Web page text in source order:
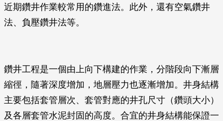
近期鑽井作業較常用的鑽進法。此外，還有空氣鑽井
法、負壓鑽井法等。
鑽井工程是一個由上向下構建的作業，分階段向下漸層
縮徑，隨著深度增加，地層壓力也逐漸增加。井身結構
主要包括套管層次、套管對應的井孔尺寸（鑽頭大小）
及各層套管水泥封固的高度。合宜的井身結構能保證一